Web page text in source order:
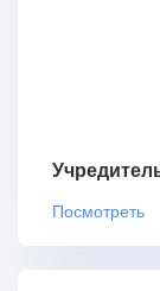
Посмотреть